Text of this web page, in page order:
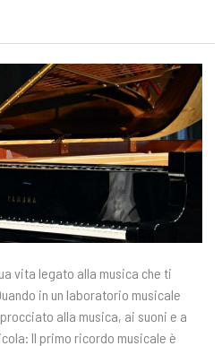
vita legato alla musica che ti
in un laboratorio musicale
alla musica, ai suoni e a
Il primo ricordo musicale è